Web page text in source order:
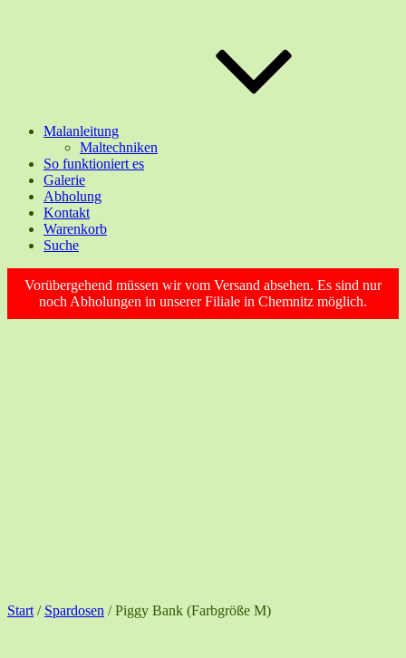
Malanleitung
Maltechniken
So funktioniert es
Galerie
Abholung
Kontakt
Warenkorb
Suche
Vorübergehend müssen wir vom Versand absehen. Es sind nur
noch Abholungen in unserer Filiale in Chemnitz möglich.
Start / Spardosen / Piggy Bank (Farbgröße M)